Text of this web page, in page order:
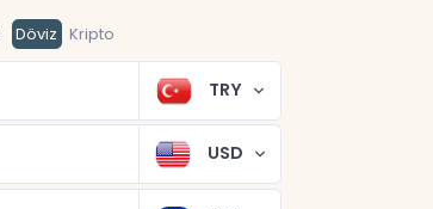
Döviz Kripto
TRY
USD